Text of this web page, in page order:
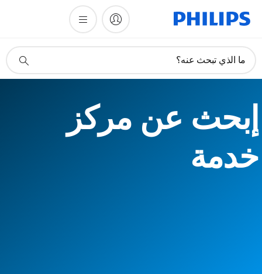
دعم
ما الذي تبحث عنه؟
إبحث عن مركز
خدمة